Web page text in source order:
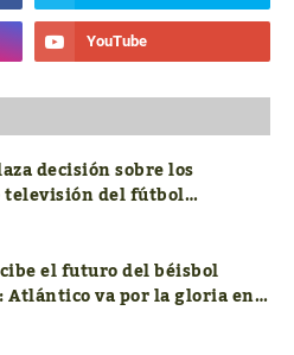
decisión sobre los
televisión del fútbol
conocer las ofertas
el futuro del béisbol
Atlántico va por la gloria en
18